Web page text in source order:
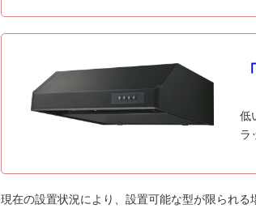
低
ラ
現在の設置状況により、設置可能な型が限られる